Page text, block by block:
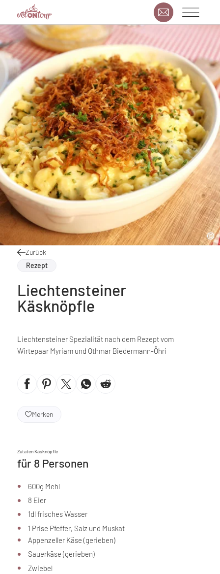
Zurück
Rezept
Liechtensteiner
Käsknöpfle
Liechtensteiner Spezialität nach dem Rezept vom
Wirtepaar Myriam und Othmar Biedermann-Öhri
Merken
Zutaten Käsknöpfle
für 8 Personen
600g Mehl
8 Eier
1dl frisches Wasser
1 Prise Pfeffer, Salz und Muskat
Appenzeller Käse (gerieben)
Sauerkäse (gerieben)
Zwiebel